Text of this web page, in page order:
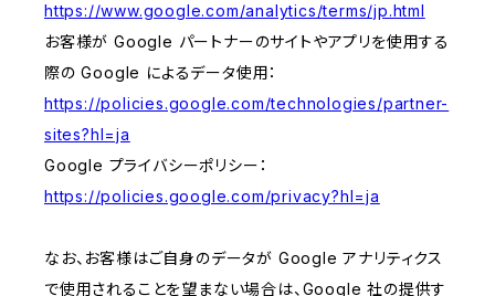
https://www.google.com/analytics/terms/jp.html
お客様が Google パートナーのサイトやアプリを使用する
際の Google によるデータ使用：
https://policies.google.com/technologies/partner-
sites?hl=ja
Google プライバシーポリシー：
https://policies.google.com/privacy?hl=ja
なお、お客様はご自身のデータが Google アナリティクス
で使用されることを望まない場合は、Google 社の提供す